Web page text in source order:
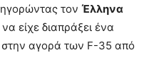
τον Έλληνα
είχε διαπράξει ένα
στην αγορά των F-35 από